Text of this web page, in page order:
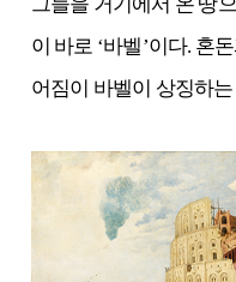
이 바로 ‘바벨’이다. 혼
어짐이 바벨이 상징하